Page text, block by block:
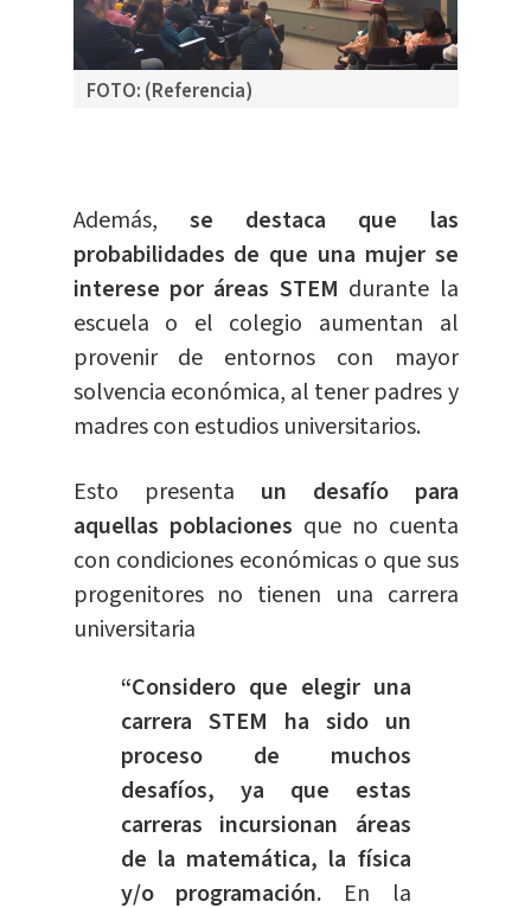
FOTO: (Referencia)
Además, se destaca que las
probabilidades de que una mujer se
interese por áreas STEM durante la
escuela o el colegio aumentan al
provenir de entornos con mayor
solvencia económica, al tener padres y
madres con estudios universitarios.
Esto presenta un desafío para
aquellas poblaciones que no cuenta
con condiciones económicas o que sus
progenitores no tienen una carrera
universitaria
“Considero que elegir una
carrera STEM ha sido un
proceso de muchos
desafíos, ya que estas
carreras incursionan áreas
de la matemática, la física
y/o programación. En la